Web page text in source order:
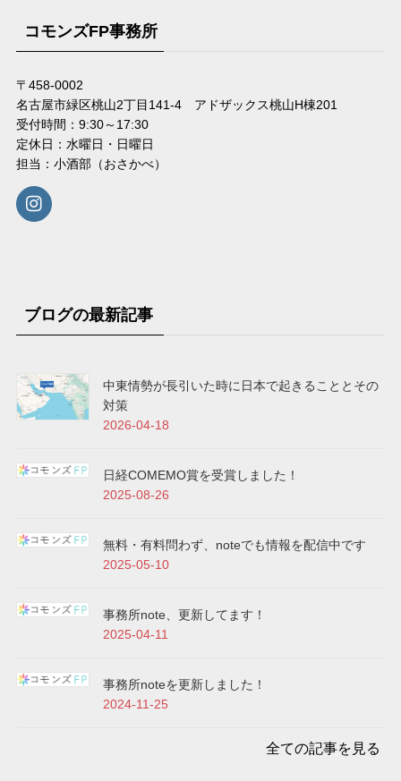
コモンズFP事務所
〒458-0002
名古屋市緑区桃山2丁目141-4 アドザックス桃山H棟201
受付時間：9:30～17:30
定休日：水曜日・日曜日
担当：小酒部（おさかべ）
ブログの最新記事
中東情勢が長引いた時に日本で起きることとその
対策
2026-04-18
日経COMEMO賞を受賞しました！
2025-08-26
無料・有料問わず、noteでも情報を配信中です
2025-05-10
事務所note、更新してます！
2025-04-11
事務所noteを更新しました！
2024-11-25
全ての記事を見る